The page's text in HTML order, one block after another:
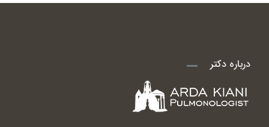
درباره دکتر